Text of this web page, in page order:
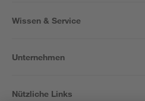
Wissen & Service
Unternehmen
Nützliche Links